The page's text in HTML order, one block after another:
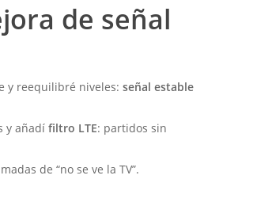
de señal
y reequilibré niveles:señal estable
y añadífiltro LTE: partidos sin
de “no se ve la TV”.